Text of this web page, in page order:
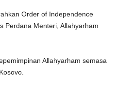
Order of Independence
Perdana Menteri, Allahyarham
Allahyarham semasa